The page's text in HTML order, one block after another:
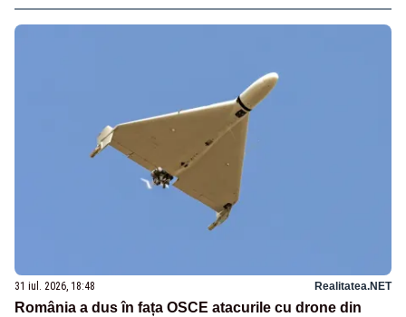
31 iul. 2026, 18:48 Realitatea.NET
România a dus în fața OSCE atacurile cu drone din